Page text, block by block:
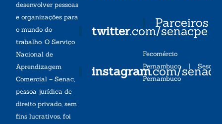
desenvolver pessoas
e organizações para
o mundo do
trabalho. O Serviço
Nacional de
Aprendizagem
Comercial – Senac,
pessoa jurídica de
direito privado, sem
fins lucrativos, foi
twitter.com/senacpe
instagram.com/
Parceiros
Fecomércio
Pernambuco| Sesc
Pernambuco